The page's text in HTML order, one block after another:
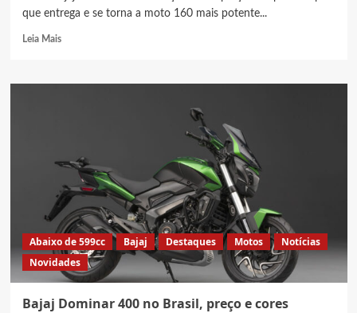
que entrega e se torna a moto 160 mais potente...
Leia MaisRead
Bajaj
moto
160
mais
potente
do
Brasil
Abaixo de 599cc Bajaj Destaques Motos
Notícias
Novidades
Bajaj Dominar 400 no Brasil, preço e cores